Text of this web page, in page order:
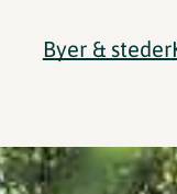
Byer & steder